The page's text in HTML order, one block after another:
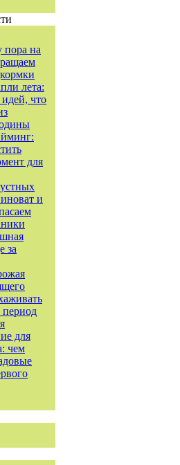
пора на
лета:
что
для
и
за
период
для
чем